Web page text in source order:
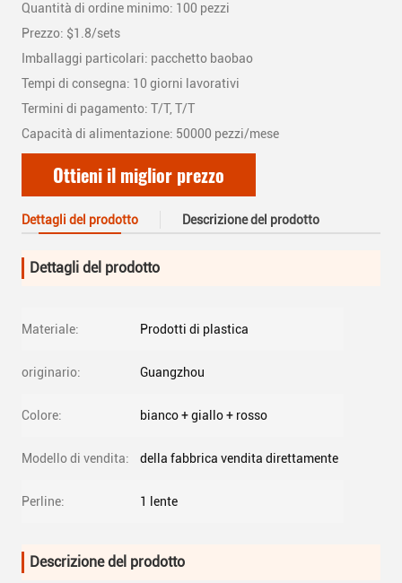
Quantità di ordine minimo: 100 pezzi
Prezzo: $1.8/sets
Imballaggi particolari: pacchetto baobao
Tempi di consegna: 10 giorni lavorativi
Termini di pagamento: T/T, T/T
Capacità di alimentazione: 50000 pezzi/mese
Ottieni il miglior prezzo
Dettagli del prodotto Descrizione del prodotto
Dettagli del prodotto
Materiale: Prodotti di plastica
originario: Guangzhou
Colore: bianco + giallo + rosso
Modello di vendita: della fabbrica vendita direttamente
Perline: 1 lente
Descrizione del prodotto